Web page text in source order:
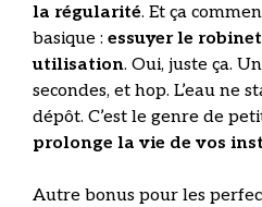
la régularité. Et ça
basique : essuyer le
utilisation. Oui, juste ça.
secondes, et hop. L’eau ne
dépôt. C’est le genre de
prolonge la vie de vos
Autre bonus pour les